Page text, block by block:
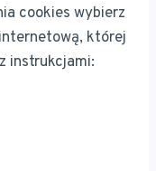
cookies wybierz
której
instrukcjami: